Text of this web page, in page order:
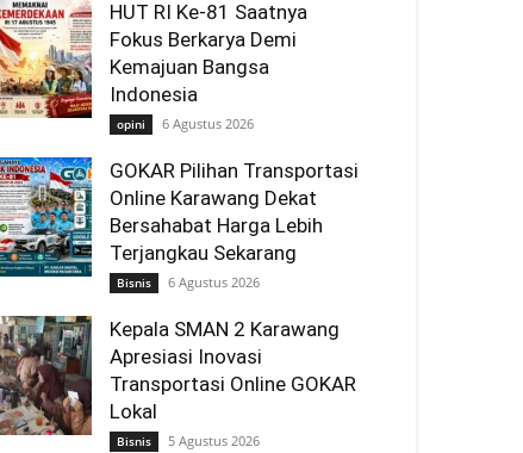
HUT RI Ke-81 Saatnya
Fokus Berkarya Demi
Kemajuan Bangsa
Indonesia
opini 6 Agustus 2026
GOKAR Pilihan Transportasi
Online Karawang Dekat
Bersahabat Harga Lebih
Terjangkau Sekarang
Bisnis 6 Agustus 2026
Kepala SMAN 2 Karawang
Apresiasi Inovasi
Transportasi Online GOKAR
Lokal
Bisnis 5 Agustus 2026